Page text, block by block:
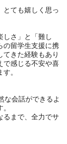
とても嬉しく思っ
しさ」と「難し
の留学生支援に携
きた経験もあり
で感じる不安や喜
。
な会話ができるよ
るまで、全力でサ